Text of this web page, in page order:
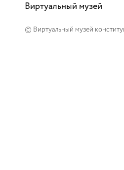
Виртуальный музей
© Виртуальный музей